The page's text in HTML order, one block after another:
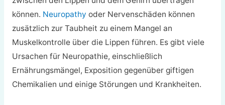
können. Neuropathy oder Nervenschäden können
zusätzlich zur Taubheit zu einem Mangel an
Muskelkontrolle über die Lippen führen. Es gibt viele
Ursachen für Neuropathie, einschließlich
Ernährungsmängel, Exposition gegenüber giftigen
Chemikalien und einige Störungen und Krankheiten.